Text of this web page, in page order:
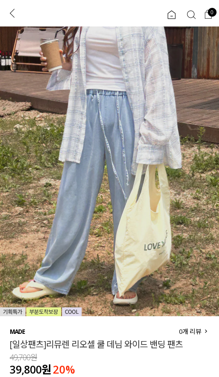
로그인 0
ENG
TW
JP
콘텐츠 리뷰 & 혜택 플러스핏 회원혜택 입
CATEGORY COMMUNITY
도착보장⚡
인플루언서 pick!
신상 5%
베스트
MADE
세트할인 ~30%
하객룩
살안타템
110사이즈
티셔츠
팬츠
ALL
익스클루시브
아우터
티셔츠
니트
블라우스
원피스
팬츠
스커트
언더웨어
0
MADE
[일상팬츠]리뮤렌 리오셀 쿨 데님 와이드 밴딩 팬츠
0개 리뷰
49,700원
39,800원 20%